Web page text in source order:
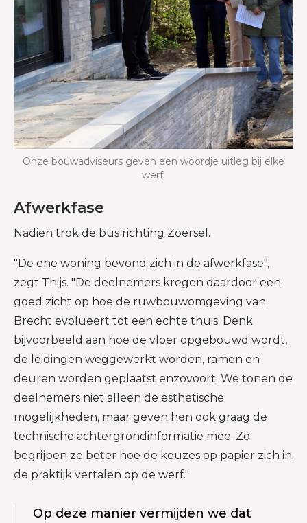
Onze bouwadviseurs geven een woordje uitleg bij elke
werf.
Afwerkfase
Nadien trok de bus richting Zoersel.
"De ene woning bevond zich in de afwerkfase",
zegt Thijs. "De deelnemers kregen daardoor een
goed zicht op hoe de ruwbouwomgeving van
Brecht evolueert tot een echte thuis. Denk
bijvoorbeeld aan hoe de vloer opgebouwd wordt,
de leidingen weggewerkt worden, ramen en
deuren worden geplaatst enzovoort. We tonen de
deelnemers niet alleen de esthetische
mogelijkheden, maar geven hen ook graag de
technische achtergrondinformatie mee. Zo
begrijpen ze beter hoe de keuzes op papier zich in
de praktijk vertalen op de werf."
Op deze manier vermijden we dat